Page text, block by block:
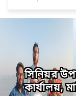
সিনিয়র
কার্যালয়,